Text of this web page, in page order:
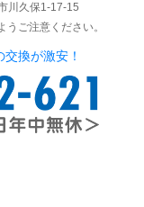
川久保1-17-15
ご注意ください。
換が激安！